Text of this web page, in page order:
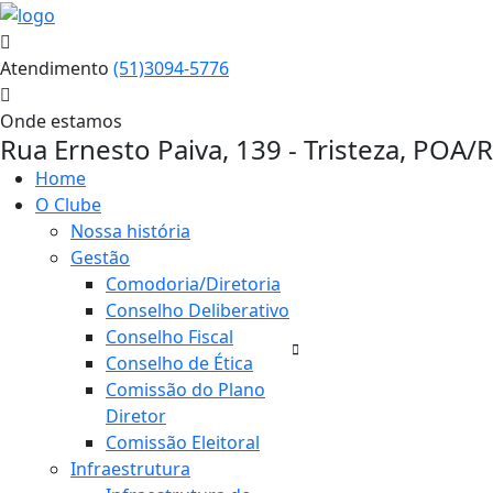
Atendimento (51)3094-5776
Onde estamos
Rua Ernesto Paiva, 139 - Tristeza, POA/
Home
O Clube
Nossa história
Gestão
Comodoria/Diretoria
Conselho Deliberativo
Conselho Fiscal
Conselho de Ética
Comissão do Plano
Diretor
Comissão Eleitoral
Infraestrutura